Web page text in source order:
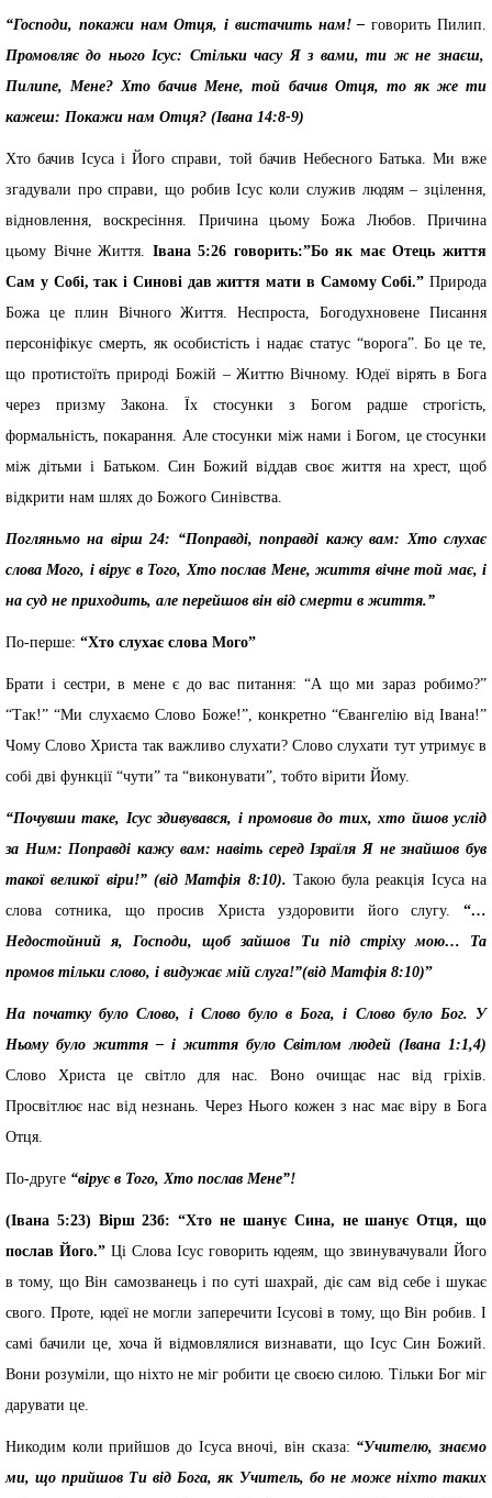
“Господи, покажи нам Отця, і вистачить нам! –говорить Пилип.
Промовляє до нього Ісус: Стільки часу Я з вами, ти ж не знаєш,
Пилипе, Мене? Хто бачив Мене, той бачив Отця, то як же ти
кажеш: Покажи нам Отця? (Івана 14:8-9)
Хто бачив Ісуса і Його справи, той бачив Небесного Батька. Ми вже
згадували про справи, що робив Ісус коли служив людям – зцілення,
відновлення, воскресіння. Причина цьому Божа Любов. Причина
цьому Вічне Життя.
Івана 5:26 говорить:”Бо як має Отець життя
Сам у Собі, так і Синові дав життя мати в Самому Собі.” Природа
Божа це плин Вічного Життя. Неспроста, Богодухновене Писання
персоніфікує смерть, як особистість і надає статус “ворога”. Бо це те,
що протистоїть природі Божій – Життю Вічному. Юдеї вірять в Бога
через призму Закона. Їх стосунки з Богом радше строгість,
формальність, покарання. Але стосунки між нами і Богом, це стосунки
між дітьми і Батьком. Син Божий віддав своє життя на хрест, щоб
відкрити нам шлях до Божого Синівства.
Погляньмо на вірш 24: “Поправді, поправді кажу вам: Хто слухає
слова Мого, і вірує в Того, Хто послав Мене, життя вічне той має, і
на суд не приходить, але перейшов він від смерти в життя.”
По-перше: “Хто слухає слова Мого”
Брати і сестри, в мене є до вас питання: “А що ми зараз робимо?”
“Так!” “Ми слухаємо Слово Боже!”, конкретно “Євангелію від Івана!”
Чому Слово Христа так важливо слухати? Слово слухати тут утримує в
собі дві функції “чути” та “виконувати”, тобто вірити Йому.
“Почувши таке, Ісус здивувався, і промовив до тих, хто йшов услід
за Ним: Поправді кажу вам: навіть серед Ізраїля Я не знайшов був
такої великої віри!” (від Матфія 8:10). Такою була реакція Ісуса на
слова сотника, що просив Христа уздоровити його слугу. “…
Недостойний я, Господи, щоб зайшов Ти під стріху мою… Та
промов тільки слово, і видужає мій слуга!”(від Матфія 8:10)”
На початку було Слово, і Слово було в Бога, і Слово було Бог. У
Ньому було життя – і життя було Світлом людей (Івана 1:1,4)
Слово Христа це світло для нас. Воно очищає нас від гріхів.
Просвітлює нас від незнань. Через Нього кожен з нас має віру в Бога
Отця.
По-друге “вірує в Того, Хто послав Мене”!
(Івана 5:23) Вірш 23б: “Хто не шанує Сина, не шанує Отця, що
послав Його.” Ці Слова Ісус говорить юдеям, що звинувачували Його
в тому, що Він самозванець і по суті шахрай, діє сам від себе і шукає
свого. Проте, юдеї не могли заперечити Ісусові в тому, що Він робив. І
самі бачили це, хоча й відмовлялися визнавати, що Ісус Син Божий.
Вони розуміли, що ніхто не міг робити це своєю силою. Тільки Бог міг
дарувати це.
Никодим коли прийшов до Ісуса вночі, він сказа: “Учителю, знаємо
ми, що прийшов Ти від Бога, як Учитель, бо не може ніхто таких